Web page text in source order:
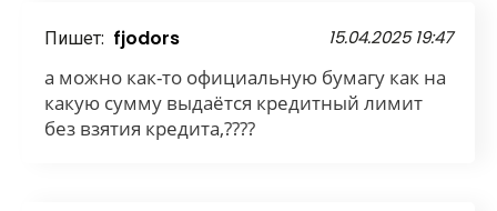
Пишет: fjodors 15.04.2025 19:47
а можно как-то официальную бумагу как на
какую сумму выдаётся кредитный лимит
без взятия кредита,????